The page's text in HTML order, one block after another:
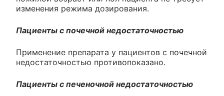
изменения режима дозирования.
Пациенты с почечной недостаточностью
Применение препарата у пациентов с почечной
недостаточностью противопоказано.
Пациенты с печеночной недостаточностью